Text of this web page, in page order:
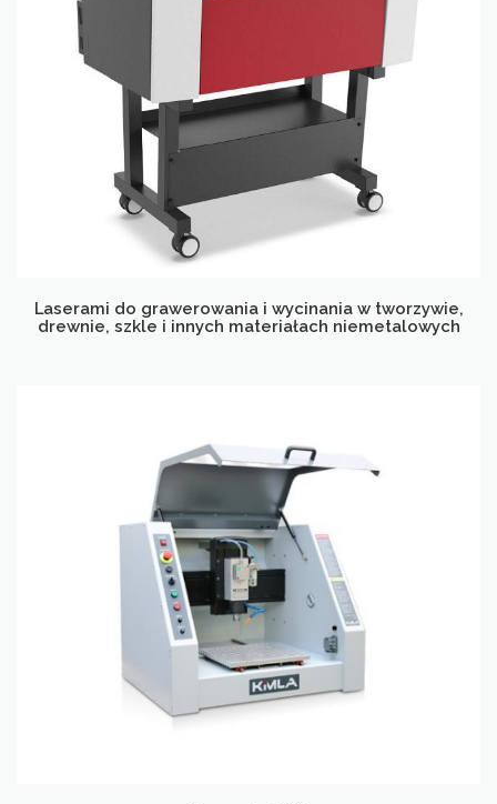
Laserami do grawerowania i wycinania w tworzywie,
drewnie, szkle i innych materiałach niemetalowych